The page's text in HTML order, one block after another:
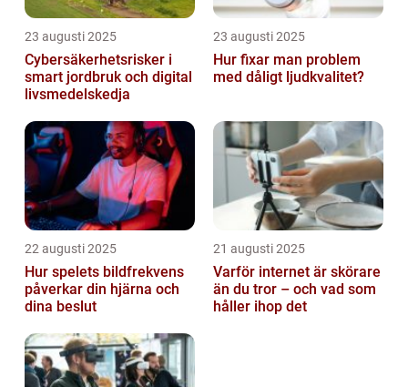
23 augusti 2025
Cybersäkerhetsrisker i
smart jordbruk och digital
livsmedelskedja
23 augusti 2025
Hur fixar man problem
med dåligt ljudkvalitet?
22 augusti 2025
Hur spelets bildfrekvens
påverkar din hjärna och
dina beslut
21 augusti 2025
Varför internet är skörare
än du tror – och vad som
håller ihop det